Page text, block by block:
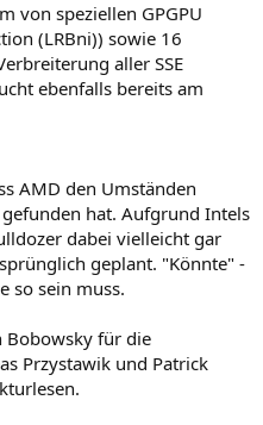
von speziellen GPGPU
(LRBni)) sowie 16
aller SSE
ebenfalls bereits am
AMD den Umständen
hat. Aufgrund Intels
dabei vielleicht gar
geplant. "Könnte" -
so sein muss.
Bobowsky für die
Przystawik und Patrick